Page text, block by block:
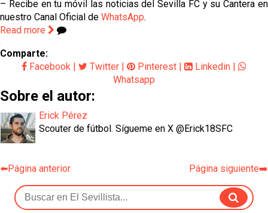
– Recibe en tu móvil las noticias del Sevilla FC y su Cantera en
nuestro Canal Oficial de WhatsApp.
Read more
Comparte:
Facebook | Twitter | Pinterest | Linkedin |
Whatsapp
Sobre el autor:
Erick Pérez
Scouter de fútbol. Sígueme en X @Erick18SFC
⬅️Página anterior Página siguiente➡️